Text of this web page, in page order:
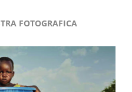
FOTOGRAFICA